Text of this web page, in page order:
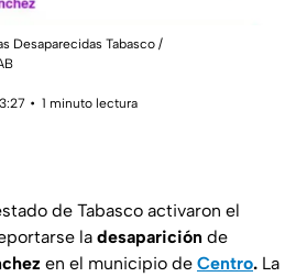
Desaparecidas Tabasco /
1 minuto lectura
de Tabasco activaron el
la desaparición de
en el municipio de Centro. La